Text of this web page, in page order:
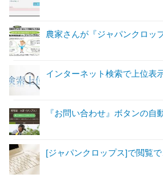
農家さんが『ジャパンクロッ
インターネット検索で上位表
『お問い合わせ』ボタンの自
[ジャパンクロップス]で閲覧